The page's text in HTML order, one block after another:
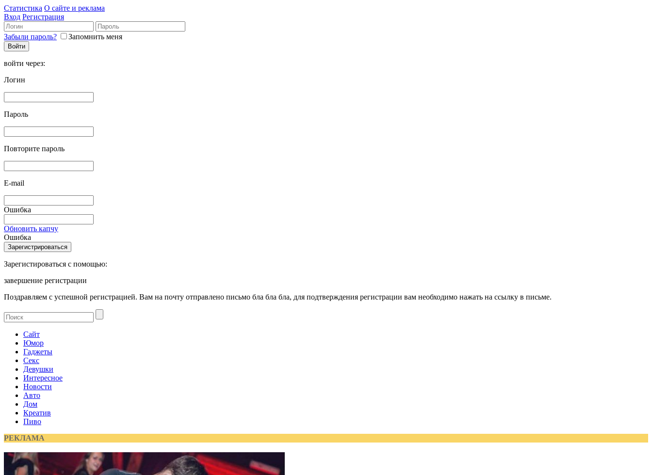
Статистика О сайте и реклама
Вход Регистрация
Забыли пароль? Запомнить меня
войти через:
Логин
Пароль
Повторите пароль
E-mail
Ошибка
Обновить капчу
Ошибка
Зарегистироваться с помощью:
завершение регистрации
Поздравляем с успешной регистрацией. Вам на почту отправлено письмо бла бла бла, для подтверждения регистрации вам необходимо нажать на ссылку в письме.
Сайт
Юмор
Гаджеты
Секс
Девушки
Интересное
Новости
Авто
Дом
Креатив
Пиво
РЕКЛАМА